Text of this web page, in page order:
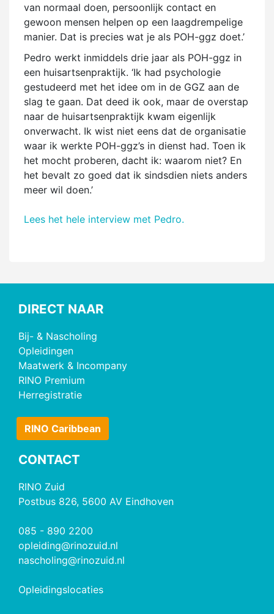
van normaal doen, persoonlijk contact en
gewoon mensen helpen op een laagdrempelige
manier. Dat is precies wat je als POH-ggz doet.’
Pedro werkt inmiddels drie jaar als POH-ggz in
een huisartsenpraktijk. ‘Ik had psychologie
gestudeerd met het idee om in de GGZ aan de
slag te gaan. Dat deed ik ook, maar de overstap
naar de huisartsenpraktijk kwam eigenlijk
onverwacht. Ik wist niet eens dat de organisatie
waar ik werkte POH-ggz’s in dienst had. Toen ik
het mocht proberen, dacht ik: waarom niet? En
het bevalt zo goed dat ik sindsdien niets anders
meer wil doen.’
Lees het hele interview met Pedro.
DIRECT NAAR
Bij- & Nascholing
Opleidingen
Maatwerk & Incompany
RINO Premium
Herregistratie
RINO Caribbean
CONTACT
RINO Zuid
Postbus 826, 5600 AV Eindhoven
085 - 890 2200
opleiding@rinozuid.nl
nascholing@rinozuid.nl
Opleidingslocaties